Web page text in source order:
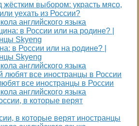
жёстким выбором: украсть мясо,
уехать из России?
английского языка
в России или на родине? |
Skyeng
английского языка
все иностранцы в России
английского языка
в которые верят иностранцы